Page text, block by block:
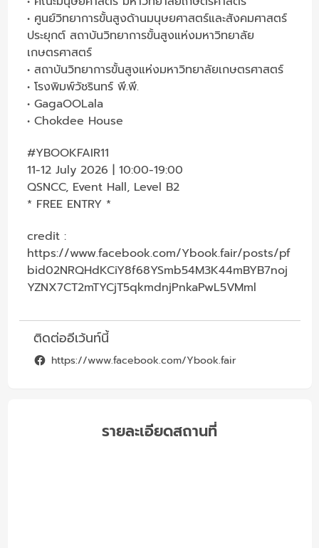
• ศูนย์วิทยาการขั้นสูงด้านมนุษยศาสตร์และสังคมศาสตร์
ประยุกต์ สถาบันวิทยาการขั้นสูงแห่งมหาวิทยาลัย
เกษตรศาสตร์
• สถาบันวิทยาการขั้นสูงแห่งมหาวิทยาลัยเกษตรศาสตร์
• โรงพิมพ์วัชรินทร์ พี.พี.
• GagaOOLala
• Chokdee House
#YBOOKFAIR11
11-12 July 2026 | 10:00-19:00
QSNCC, Event Hall, Level B2
* FREE ENTRY *
credit :
https://www.facebook.com/Ybook.fair/posts/pf
bid02NRQHdKCiY8f68YSmb54M3K44mBYB7noj
YZNX7CT2mTYCjT5qkmdnjPnkaPwL5VMml
ติดต่ออีเว้นท์นี้
https://www.facebook.com/Ybook.fair
รายละเอียดสถานที่